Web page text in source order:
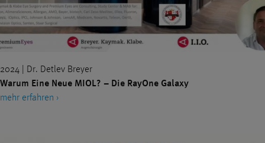
2024 | Dr. Detlev Breyer
Warum Eine Neue MIOL? – Die RayOne Galaxy
mehr erfahren ›